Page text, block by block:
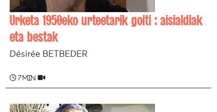
Urketa 1950eko urteetarik goiti : aisialdiak
eta bestak
Désirée BETBEDER
7 min